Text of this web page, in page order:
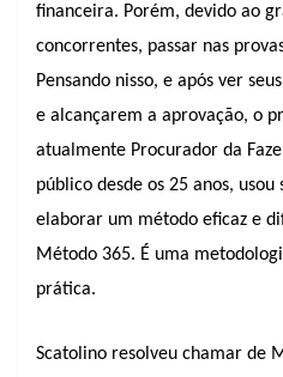
financeira. Porém, devido ao
concorrentes, passar nas
Pensando nisso, e após ver
e alcançarem a aprovação, o
atualmente Procurador da
público desde os 25 anos,
elaborar um método eficaz e
Método 365. É uma
prática.
Scatolino resolveu chamar de